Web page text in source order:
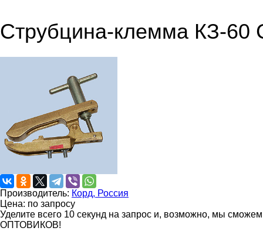
Струбцина-клемма КЗ-60
Производитель: Корд, Россия
Цена: по запросу
Уделите всего 10 секунд на запрос и, возможно, мы
ОПТОВИКОВ!